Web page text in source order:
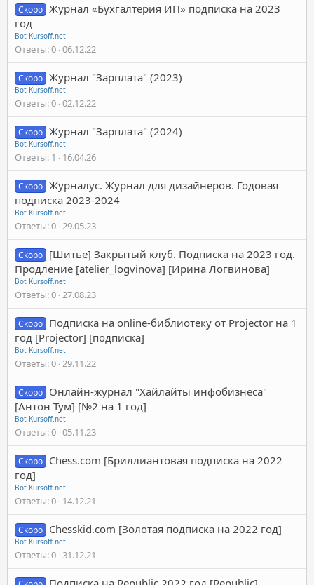
Скоро Журнал «Бухгалтерия ИП» подписка на 2023
год
Bot Kursoff.net
Ответы 0 06.12.22
Скоро Журнал "Зарплата" (2023)
Bot Kursoff.net
Ответы 0 02.12.22
Скоро Журнал "Зарплата" (2024)
Bot Kursoff.net
Ответы 1 16.04.26
Скоро Журналус. Журнал для дизайнеров. Годовая
подписка 2023-2024
Bot Kursoff.net
Ответы 0 29.05.23
Скоро [Шитье] Закрытый клуб. Подписка на 2023 год.
Продление [atelier_logvinova] [Ирина Логвинова]
Bot Kursoff.net
Ответы 0 27.08.23
Скоро Подписка на online-библиотеку от Projector на 1
год [Projector] [подписка]
Bot Kursoff.net
Ответы 0 29.11.22
Скоро Онлайн-журнал "Хайлайты инфобизнеса"
[Антон Тум] [№2 на 1 год]
Bot Kursoff.net
Ответы 0 05.11.23
Скоро Сhess.com [Бриллиантовая подписка на 2022
год]
Bot Kursoff.net
Ответы 0 14.12.21
Скоро Сhesskid.com [Золотая подписка на 2022 год]
Bot Kursoff.net
Ответы 0 31.12.21